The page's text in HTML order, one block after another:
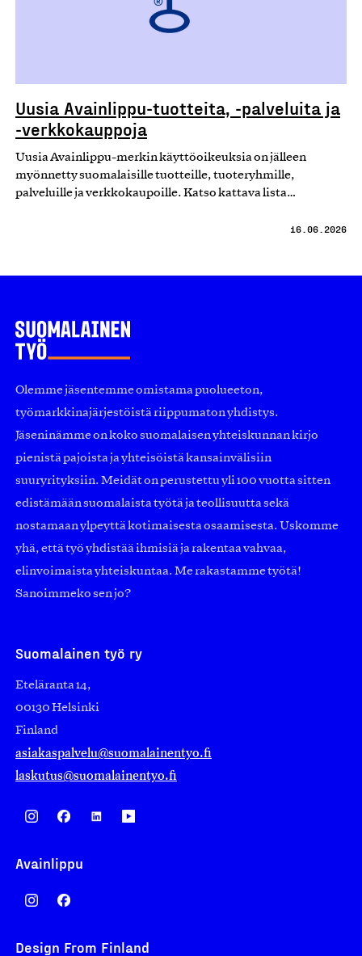
Uusia Avainlippu-tuotteita, -palveluita ja
-verkkokauppoja
Uusia Avainlippu-merkin käyttöoikeuksia on jälleen
myönnetty suomalaisille tuotteille, tuoteryhmille,
palveluille ja verkkokaupoille. Katso kattava lista…
16.06.2026
Olemme jäsentemme omistama puolueeton,
työmarkkinajärjestöistä riippumaton yhdistys.
Jäseninämme on koko suomalaisen yhteiskunnan kirjo
pienistä pajoista ja yhteisöistä kansainvälisiin
suuryrityksiin. Meidät on perustettu yli 100 vuotta sitten
edistämään suomalaista työtä ja teollisuutta sekä
nostamaan ylpeyttä kotimaisesta osaamisesta. Uskomme
yhä, että työ yhdistää ihmisiä ja rakentaa vahvaa,
elinvoimaista yhteiskuntaa. Me rakastamme työtä!
Sanoimmeko sen jo?
Suomalainen työ ry
Eteläranta 14,
00130 Helsinki
Finland
asiakaspalvelu@suomalainentyo.fi
laskutus@suomalainentyo.fi
Avainlippu
Design From Finland